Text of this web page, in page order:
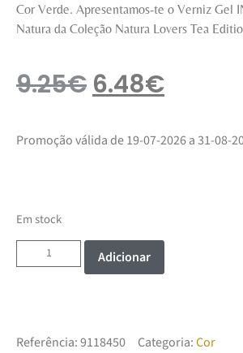
Cor Verde. Apresentamos-te o Verniz Gel
Natura da Coleção Natura Lovers Tea
9.25€ 6.48€
Promoção válida de 19-07-2026 a 31-08-
Em stock
Adicionar
Referência:9118450 Categoria:Cor